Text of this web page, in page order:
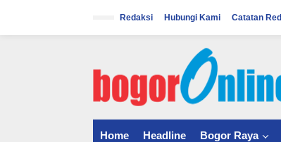
i
Redaksi Hubungi Kami Catatan
Home Headline Bogor Raya